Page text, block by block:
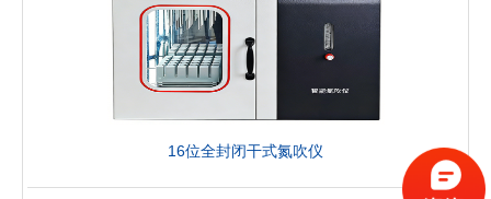
16位全封闭干式氮吹仪